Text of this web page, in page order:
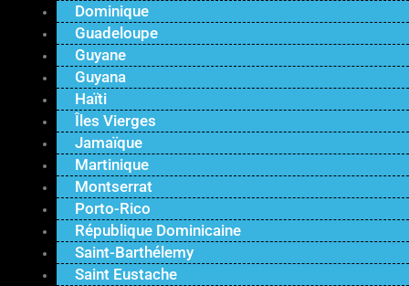
Dominique
Guadeloupe
Guyane
Guyana
Haïti
Îles Vierges
Jamaïque
Martinique
Montserrat
Porto-Rico
République Dominicaine
Saint-Barthélemy
Saint Eustache